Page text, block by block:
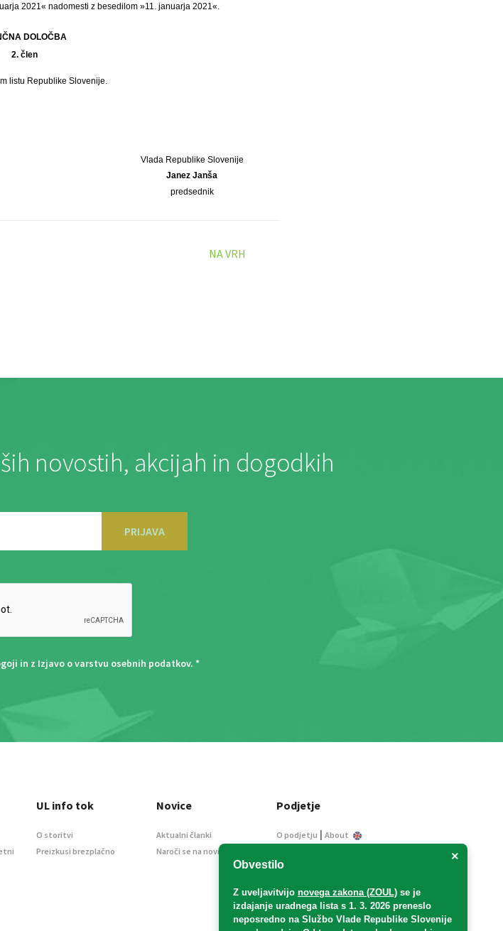
2021« nadomesti z besedilom »11. januarja 2021«.
DOLOČBA
2. člen
listu Republike Slovenije.
Vlada Republike Slovenije
Janez Janša
predsednik
NA VRH
novostih, akcijah in dogodkih
PRIJAVA
in z Izjavo o varstvu osebnih podatkov. *
×
Obvestilo
Z uveljavitvijo novega zakona (ZOUL) se je
izdajanje uradnega lista s 1. 3. 2026 preneslo
neposredno na Službo Vlade Republike Slovenije
UL info tok
O storitvi
Preizkusi brezplačno
Novice
Aktualni članki
Naroči se na novice
Podjetje
O podjetju | About
Informacije javnega
Oglaševanje
Splošni pogoji